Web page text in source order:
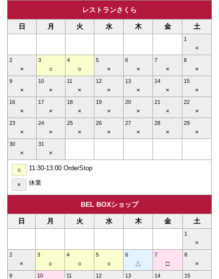
レストランさくら
日 月 火 水 木 金 土
1
×
2
×
3
○
4
○
5
×
6
×
7
×
8
×
9
×
10
×
11
×
12
×
13
×
14
×
15
×
16
×
17
×
18
×
19
×
20
×
21
×
22
×
23
×
24
×
25
×
26
×
27
×
28
×
29
×
30
×
31
×
○ 11:30-13:00 OrderStop
× 休業
BEL BOXショップ
日 月 火 水 木 金 土
1
×
2
×
3
○
4
○
5
○
6
△
7
□
8
×
9 10 11 12 13 14 15